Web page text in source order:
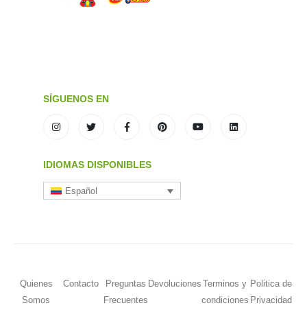
SÍGUENOS EN
IDIOMAS DISPONIBLES
Español
Quienes
Somos
Contacto
Preguntas
Frecuentes
Devoluciones Terminos y
condiciones
Politica de
Privacidad